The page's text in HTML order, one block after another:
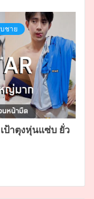
ชาย
ป้าตุงหุ่นแซ่บ ยั่ว